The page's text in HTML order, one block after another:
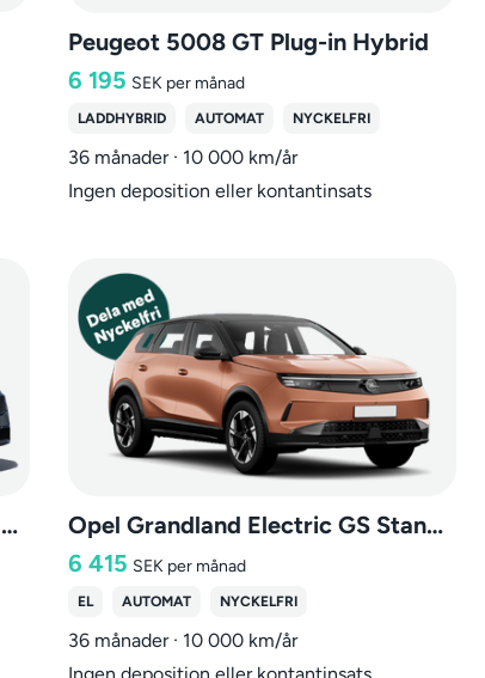
Peugeot 5008 GT Plug-in Hybrid
6 195 SEK per månad
LADDHYBRID AUTOMAT NYCKELFRI
36 månader · 10 000 km/år
Ingen deposition eller kontantinsats
Peugeot e-5008 GT Standard Range
Opel Grandland Electric GS Standard Range Dragkrok
6 415 SEK per månad
EL AUTOMAT NYCKELFRI
36 månader · 10 000 km/år